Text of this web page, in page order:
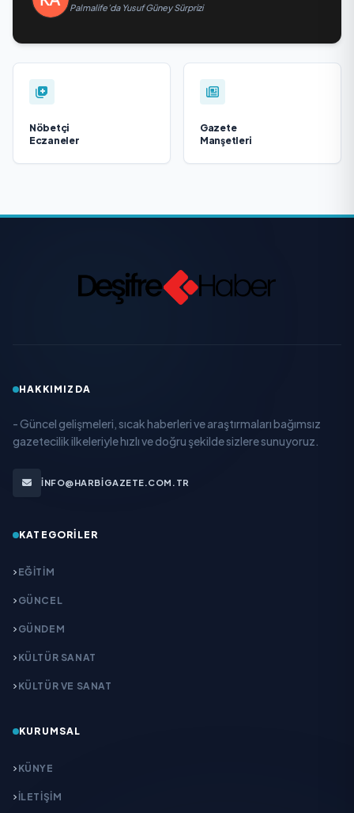
Palmalife’da Yusuf Güney Sürprizi
Nöbetçi
Eczaneler
Gazete
Manşetleri
HAKKIMIZDA
- Güncel gelişmeleri, sıcak haberleri ve araştırmaları bağımsız
gazetecilik ilkeleriyle hızlı ve doğru şekilde sizlere sunuyoruz.
INFO@HARBIGAZETE.COM.TR
KATEGORILER
EĞITIM
GÜNCEL
GÜNDEM
KÜLTÜR SANAT
KÜLTÜR VE SANAT
KURUMSAL
KÜNYE
İLETIŞIM